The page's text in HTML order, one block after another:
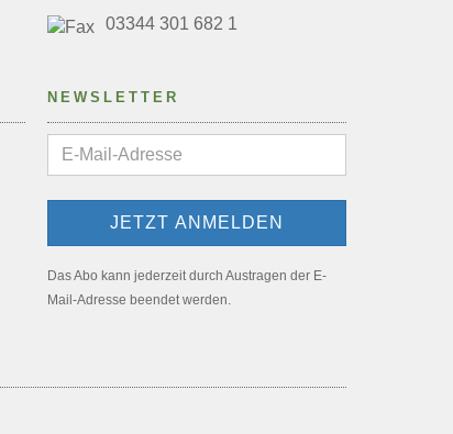
03344 301 682 1
NEWSLETTER
Das Abo kann jederzeit durch Austragen der E-
Mail-Adresse beendet werden.